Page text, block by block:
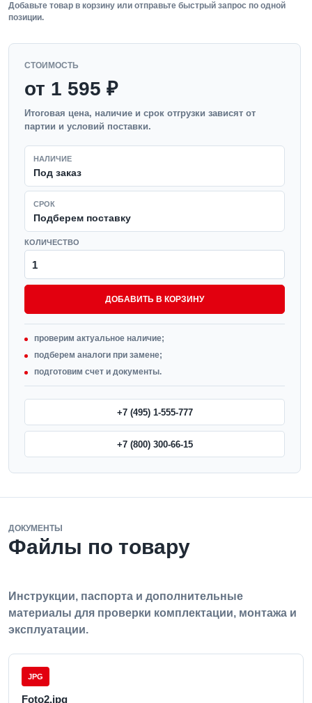
Добавьте товар в корзину или отправьте быстрый запрос по одной
позиции.
СТОИМОСТЬ
от 1 595 ₽
Итоговая цена, наличие и срок отгрузки зависят от
партии и условий поставки.
НАЛИЧИЕ
Под заказ
СРОК
Подберем поставку
КОЛИЧЕСТВО
ДОБАВИТЬ В КОРЗИНУ
проверим актуальное наличие;
подберем аналоги при замене;
подготовим счет и документы.
+7 (495) 1-555-777
+7 (800) 300-66-15
ДОКУМЕНТЫ
Файлы по товару
Инструкции, паспорта и дополнительные
материалы для проверки комплектации, монтажа и
эксплуатации.
JPG
Foto2.jpg